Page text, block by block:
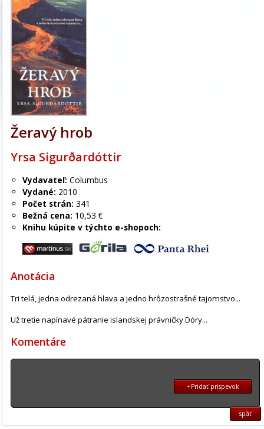
Žeravý hrob
Yrsa Sigurðardóttir
Vydavateľ: Columbus
Vydané: 2010
Počet strán: 341
Bežná cena: 10,53 €
Knihu kúpite v týchto e-shopoch:
Anotácia
Tri telá, jedna odrezaná hlava a jedno hrôzostrašné tajomstvo...
Už tretie napínavé pátranie islandskej právničky Dóry...
Komentáre
+Pridať prispevok
späť